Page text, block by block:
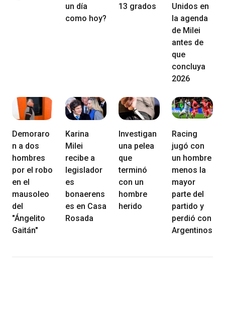
un día
como hoy?
13 grados
Unidos en
la agenda
de Milei
antes de
que
concluya
2026
Demoraro
n a dos
hombres
por el robo
en el
mausoleo
del
"Ángelito
Gaitán"
Karina
Milei
recibe a
legislador
es
bonaerens
es en Casa
Rosada
Investigan
una pelea
que
terminó
con un
hombre
herido
Racing
jugó con
un hombre
menos la
mayor
parte del
partido y
perdió con
Argentinos